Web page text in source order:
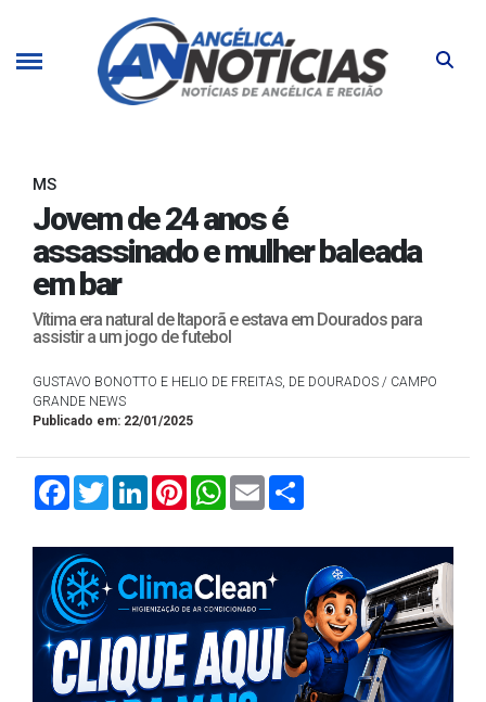
MS
Jovem de 24 anos é
assassinado e mulher baleada
em bar
Vítima era natural de Itaporã e estava em Dourados para
assistir a um jogo de futebol
GUSTAVO BONOTTO E HELIO DE FREITAS, DE DOURADOS / CAMPO
GRANDE NEWS
Publicado em: 22/01/2025
FacebookTwitterLinkedInPinterestWhatsApp
Email